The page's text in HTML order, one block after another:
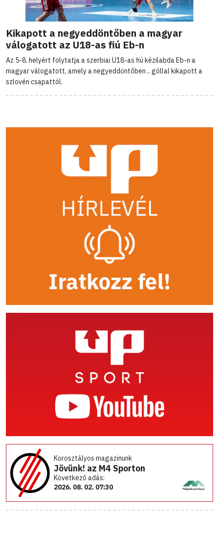
Kikapott a negyeddöntőben a magyar
válogatott az U18-as fiú Eb-n
Az 5-8. helyért folytatja a szerbiai U18-as fiú kézilabda Eb-n a
magyar válogatott, amely a negyeddöntőben .. góllal kikapott a
szlovén csapattól.
Korosztályos magazinunk
Jövünk! az M4 Sporton
Következő adás:
2026. 08. 02. 07:30